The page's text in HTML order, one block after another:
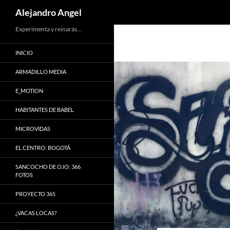
to
content
Alejandro Angel
Experimenta y reinarás…
INICIO
ARMADILLO MEDIA
E_MOTION
HABITANTES DE BABEL
MICROVIDAS
EL CENTRO: BOGOTÁ
SANCOCHO DE OJO: 366
FOTOS
PROYECTO 365
¿VACAS LOCAS?